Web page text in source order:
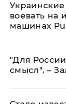
воевать на
машинах
"Для
смысл", –